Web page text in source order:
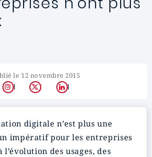
le 12 novembre 2015
Instagram
X LinkedIn
digitale n’est plus une
impératif pour les entreprises
des usages, des